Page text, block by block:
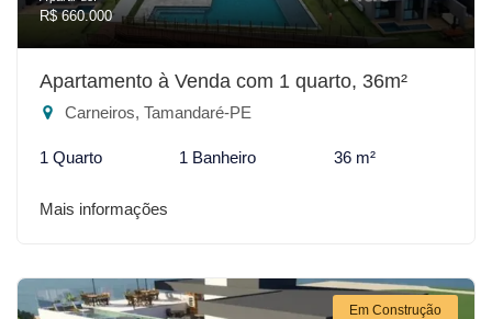
R$ 660.000
Apartamento à Venda com 1 quarto, 36m²
Carneiros, Tamandaré-PE
1 Quarto 1 Banheiro 36 m²
Mais informações
Em Construção